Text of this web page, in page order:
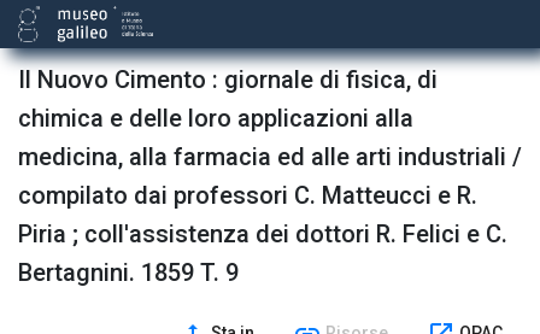
Il Nuovo Cimento : giornale di fisica, di
chimica e delle loro applicazioni alla
medicina, alla farmacia ed alle arti industriali /
compilato dai professori C. Matteucci e R.
Piria ; coll'assistenza dei dottori R. Felici e C.
Bertagnini. 1859 T. 9